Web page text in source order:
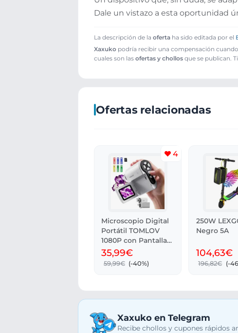
Dale un vistazo a esta oportunidad
La descripción de la oferta ha sido editada por el
Xaxuko podría recibir una compensación
cuales son las ofertas y chollos que se publican.
Ofertas relacionadas
4
Microscopio Digital
Portátil TOMLOV
1080P con Pantalla
LCD 2
35,99€
59,99€ (-40%)
250W
Negro 5A
104,63€
196,82€ (-
Xaxuko en Telegram
Recibe chollos y cupones rápidos